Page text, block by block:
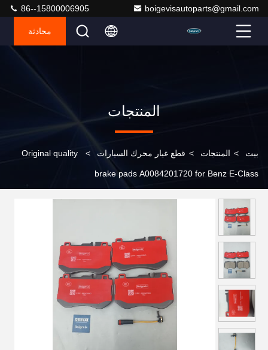
boigevisautoparts@gmail.com
86--15800006905
محادثة
المنتجات
بيت > المنتجات > قطع غيار محرك السيارات >
Original quality
brake pads A0084201720 for Benz E-Class